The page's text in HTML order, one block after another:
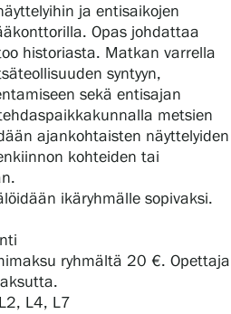
ja entisaikojen
Opas johdattaa
historiasta. Matkan varrella
syntyyn,
sekä entisajan
metsien
ajankohtaisten näyttelyiden
kohteiden tai
ikäryhmälle sopivaksi.
ryhmältä 20 €. Opettaja
L4, L7